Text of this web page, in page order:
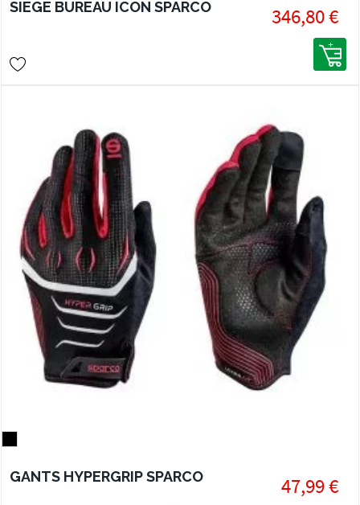
SIEGE BUREAU ICON SPARCO 346,80 €
GANTS HYPERGRIP SPARCO 47,99 €